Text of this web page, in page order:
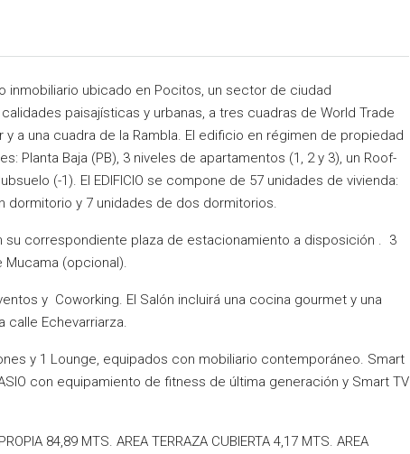
inmobiliario ubicado en Pocitos, un sector de ciudad
paisajísticas y urbanas, a tres cuadras de World Trade
a una cuadra de la Rambla. El edificio en régimen de propiedad
Planta Baja (PB), 3 niveles de apartamentos (1, 2 y 3), un Roof-
(-1). El EDIFICIO se compone de 57 unidades de vivienda:
dormitorio y 7 unidades de dos dormitorios.
su correspondiente plaza de estacionamiento a disposición . 3
Mucama (opcional).
y Coworking. El Salón incluirá una cocina gourmet y una
Echevarriarza.
y 1 Lounge, equipados con mobiliario contemporáneo. Smart
con equipamiento de fitness de última generación y Smart TV
84,89 MTS. AREA TERRAZA CUBIERTA 4,17 MTS. AREA